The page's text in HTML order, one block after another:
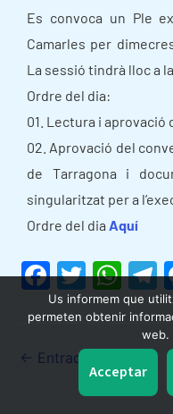
Es convoca un Ple
Camarles per
La sessió tindrà lloc a
Ordre del dia:
01. Lectura i aprovació
02. Aprovació del
de Tarragona i
singularitzat per a
Ordre del dia Aquí
F
a
c
e
T
w
itt
er
W
h
at
s
A
e
a
← Entrada anterior
Us informem que
permeten obtenir
web.
Acceptar